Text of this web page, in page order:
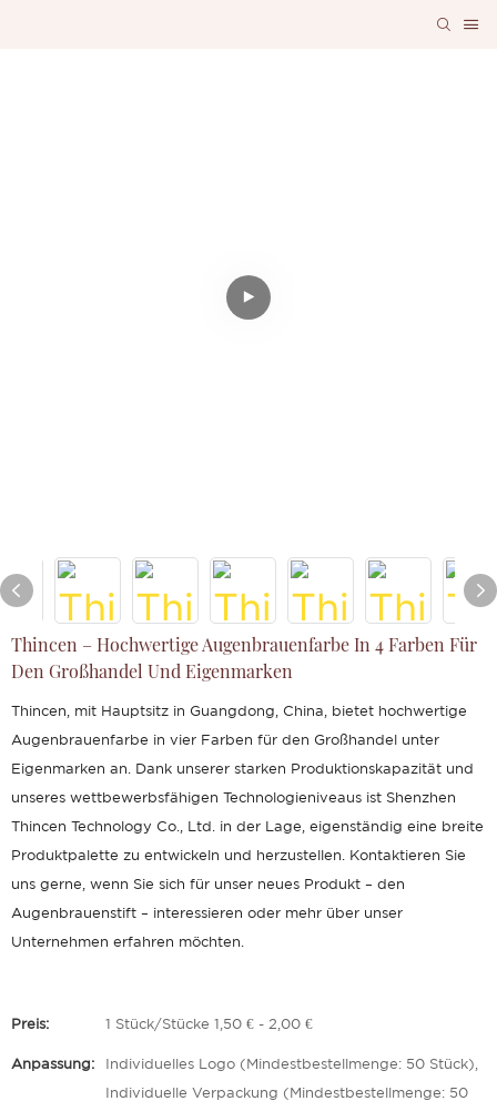
Thincen – Hochwertige Augenbrauenfarbe In 4 Farben Für
Den Großhandel Und Eigenmarken
Thincen, mit Hauptsitz in Guangdong, China, bietet hochwertige
Augenbrauenfarbe in vier Farben für den Großhandel unter
Eigenmarken an. Dank unserer starken Produktionskapazität und
unseres wettbewerbsfähigen Technologieniveaus ist Shenzhen
Thincen Technology Co., Ltd. in der Lage, eigenständig eine breite
Produktpalette zu entwickeln und herzustellen. Kontaktieren Sie
uns gerne, wenn Sie sich für unser neues Produkt – den
Augenbrauenstift – interessieren oder mehr über unser
Unternehmen erfahren möchten.
Preis: 1 Stück/Stücke 1,50 € - 2,00 €
Anpassung: Individuelles Logo (Mindestbestellmenge: 50 Stück),
Individuelle Verpackung (Mindestbestellmenge: 50